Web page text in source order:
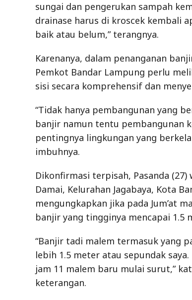
sungai dan pengerukan sampah
drainase harus di kroscek kembali
baik atau belum,” terangnya.
Karenanya, dalam penanganan
Pemkot Bandar Lampung perlu
sisi secara komprehensif dan
“Tidak hanya pembangunan yang
banjir namun tentu pembangunan
pentingnya lingkungan yang
imbuhnya.
Dikonfirmasi terpisah, Pasanda (27)
Damai, Kelurahan Jagabaya, Kota
mengungkapkan jika pada Jum’at
banjir yang tingginya mencapai 1.5
“Banjir tadi malem termasuk yang
lebih 1.5 meter atau sepundak
jam 11 malem baru mulai surut,”
keterangan.